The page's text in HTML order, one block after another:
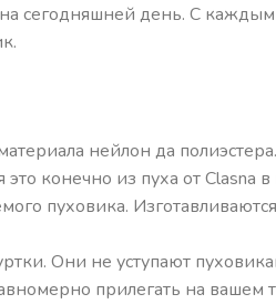
сегодняшней день. С
нейлон да
конечно из пуха от Clasna в
пуховика.
Они не уступают
прилегать на вашем